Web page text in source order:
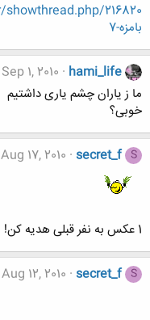
بامزه-7
hami_life
Sep 1, 2010
ما ز یاران چشم یاری داشتیم
خوبی؟
S
secret_f
Aug 17, 2010
1 عکس به نفر قبلی هدیه کن!
S
secret_f
Aug 12, 2010